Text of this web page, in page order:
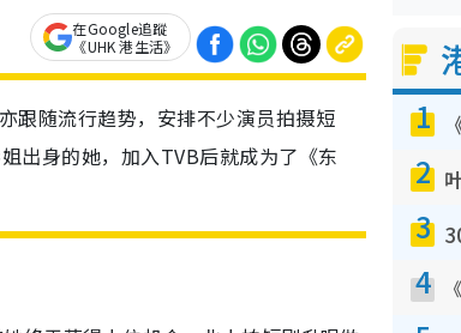
在Google追蹤
《UHK 港生活》
跟随流行趋势，安排不少演员拍摄短
出身的她，加入TVB后就成为了《东
1
2
3
4